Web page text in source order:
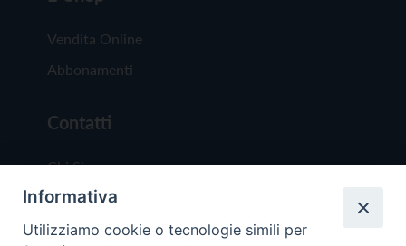
Vendita Online
Abbonamenti
Contatti
Chi Siamo
Redazione
Scrivici
Informativa
Utilizziamo cookie o tecnologie simili per